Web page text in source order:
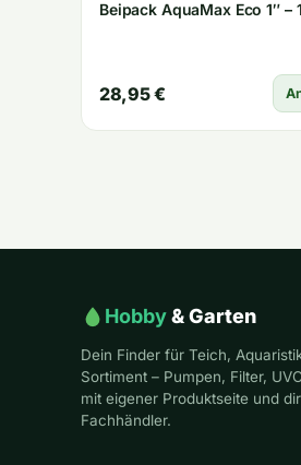
Beipack AquaMax Eco 1″ –
28,95 €
Hobby& Garten
Dein Finder für Teich,
Sortiment – Pumpen, Filter,
mit eigener Produktseite und
Fachhändler.